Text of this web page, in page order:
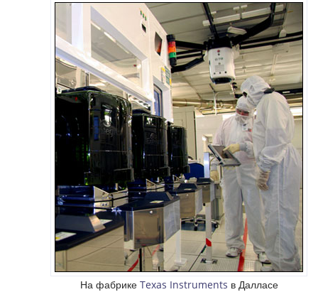
На фабрике Texas Instruments в Далласе